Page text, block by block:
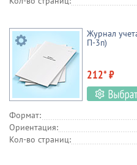
Журнал
П-3п)
212* ₽
Формат:
Ориентация:
Кол-во страниц: